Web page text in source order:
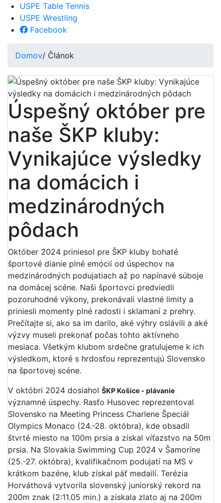
USPE Table Tennis
USPE Wrestling
Facebook
Domov/ Článok
Úspešný október pre
naše ŠKP kluby:
Vynikajúce výsledky
na domácich i
medzinárodných
pôdach
Október 2024 priniesol pre ŠKP kluby bohaté
športové dianie plné emócií od úspechov na
medzinárodných podujatiach až po napínavé súboje
na domácej scéne. Naši športovci predviedli
pozoruhodné výkony, prekonávali vlastné limity a
priniesli momenty plné radosti i sklamaní z prehry.
Prečítajte si, ako sa im darilo, aké výhry oslávili a aké
výzvy museli prekonať počas tohto aktívneho
mesiaca. Všetkým klubom srdečne gratulujeme k ich
výsledkom, ktoré s hrdosťou reprezentujú Slovensko
na športovej scéne.
V októbri 2024 dosiahol ŠKP Košice - plávanie
významné úspechy. Rasťo Husovec reprezentoval
Slovensko na Meeting Princess Charlene Špeciál
Olympics Monaco (24.-28. októbra), kde obsadil
štvrté miesto na 100m prsia a získal víťazstvo na 50m
prsia. Na Slovakia Swimming Cup 2024 v Šamoríne
(25.-27. októbra), kvalifikačnom podujatí na MS v
krátkom bazéne, klub získal päť medailí. Terézia
Horváthová vytvorila slovenský juniorský rekord na
200m znak (2:11.05 min.) a získala zlato aj na 200m